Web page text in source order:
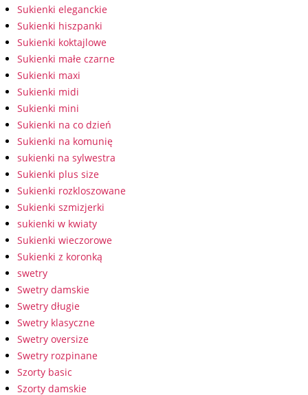
Sukienki eleganckie
Sukienki hiszpanki
Sukienki koktajlowe
Sukienki małe czarne
Sukienki maxi
Sukienki midi
Sukienki mini
Sukienki na co dzień
Sukienki na komunię
sukienki na sylwestra
Sukienki plus size
Sukienki rozkloszowane
Sukienki szmizjerki
sukienki w kwiaty
Sukienki wieczorowe
Sukienki z koronką
swetry
Swetry damskie
Swetry długie
Swetry klasyczne
Swetry oversize
Swetry rozpinane
Szorty basic
Szorty damskie